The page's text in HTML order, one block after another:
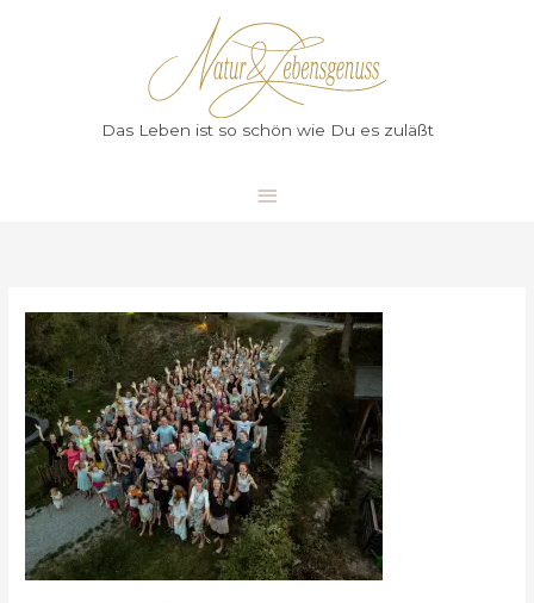
Das Leben ist so schön wie Du es zuläßt
Hauptmenü
Teamarbeit
im
Empfehlungsmarketing:
Gemeinsam
zum
Erfolg
im
Gesundheitsbereich